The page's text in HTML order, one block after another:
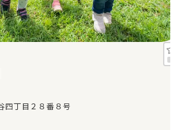
法
四丁目２８番８号